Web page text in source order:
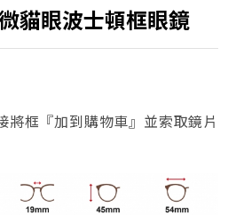
貓眼波士頓框眼鏡
框『加到購物車』並索取鏡片